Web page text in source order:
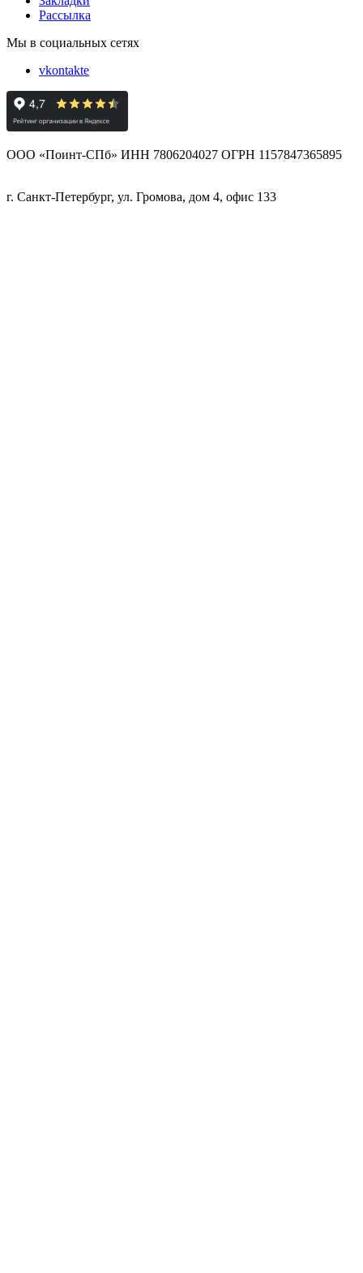
Рассылка
Мы в социальных сетях
vkontakte
ООО «Поинт-СПб» ИНН 7806204027 ОГРН 1157847365895
г. Санкт-Петербург, ул. Громова, дом 4, офис 133